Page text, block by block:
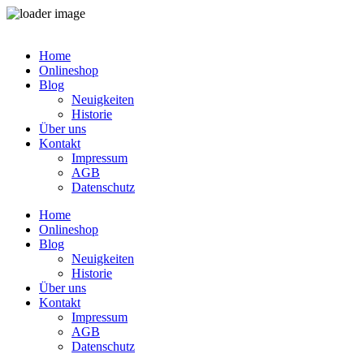
springenHome
Onlineshop
Blog
Neuigkeiten
Historie
Über uns
Kontakt
Impressum
AGB
Datenschutz
Home
Onlineshop
Blog
Neuigkeiten
Historie
Über uns
Kontakt
Impressum
AGB
Datenschutz